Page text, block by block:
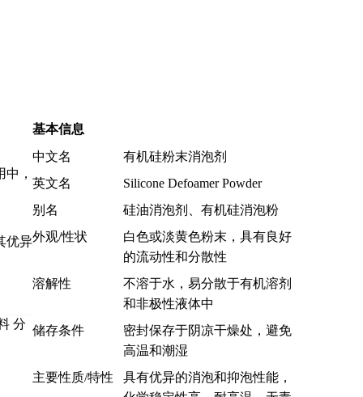
，
优异
基本信息
中文名
有机硅粉末消泡剂
英文名
Silicone Defoamer Powder
别名
硅油消泡剂、有机硅消泡粉
外观/性状
白色或淡黄色粉末，具有良好
的流动性和分散性
溶解性
不溶于水，易分散于有机溶剂
和非极性液体中
储存条件
密封保存于阴凉干燥处，避免
高温和潮湿
主要性质/特性
具有优异的消泡和抑泡性能，